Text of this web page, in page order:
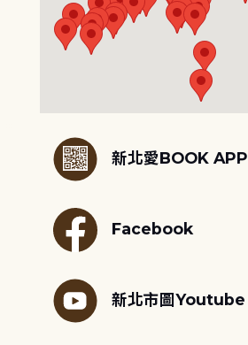
新北愛BOOK APP
Facebook
新北市圖Youtube